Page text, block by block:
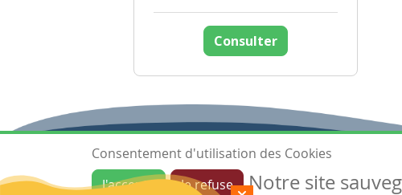
Consulter
Ressources
Consentement d'utilisation des Cookies
J'accepte
Je refuse Notre site